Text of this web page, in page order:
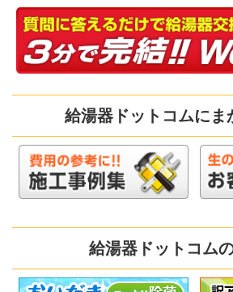
給湯器ドットコムにま
給湯器ドットコム